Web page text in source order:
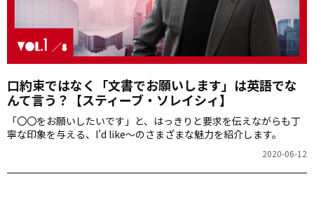
口約束ではなく「文書でお願いします」は英語でな
んて言う？【スティーブ・ソレイシィ】
「〇〇をお願いしたいです」と、はっきりと要求を伝えながらも丁
寧な印象を与える、I’d like～のさまざまな魅力を紹介します。
2020-06-12